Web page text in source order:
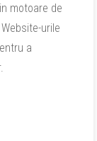
motoare de
urile
a